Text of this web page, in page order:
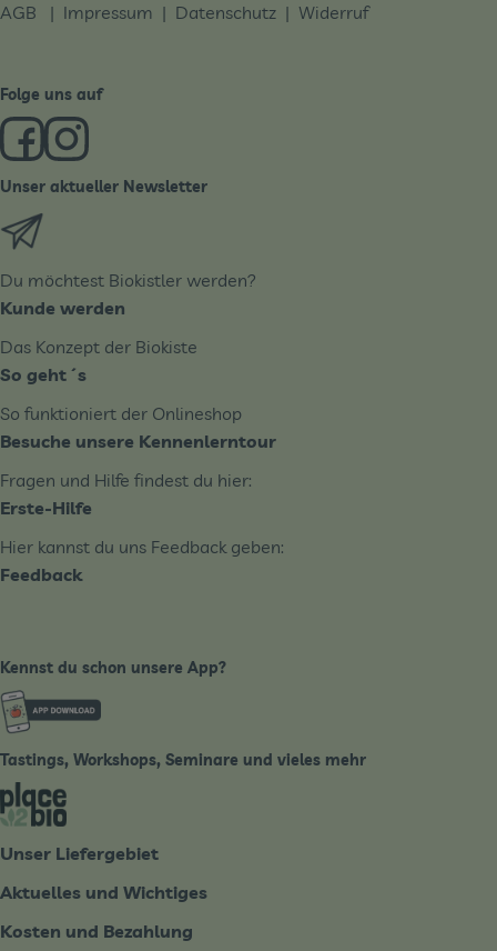
AGB | Impressum | Datenschutz | Widerruf
Folge uns auf
Externer Link zu https://www.facebook.com/derBiobote/
Externer Link zu https://www.instagram.com/
Unser aktueller Newsletter
Du möchtest Biokistler werden?
Kunde werden
Das Konzept der Biokiste
So geht´s
So funktioniert der Onlineshop
Besuche unsere Kennenlerntour
Fragen und Hilfe findest du hier:
Erste-Hilfe
Hier kannst du uns Feedback geben:
Feedback
Kennst du schon unsere App?
Externer Link zu https://www.biobote-
Tastings, Workshops, Seminare und vieles mehr
Externer Link zu https://place2bio.de/
Unser Liefergebiet
Aktuelles und Wichtiges
Kosten und Bezahlung